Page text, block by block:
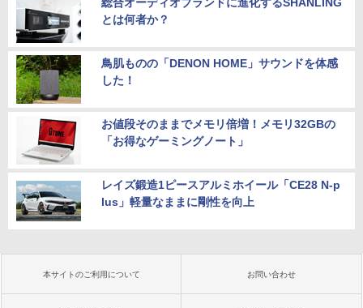
とは何者か？
鳥肌ものの「DENON HOME」サウンドを体感
した！
お値段そのままでメモリ倍増！メモリ32GBの
「お得なゲーミングノート」
レイズ鍛造1ピースアルミホイール「CE28 N-p
lus」軽量なままに剛性を向上
本サイトのご利用について お問い合わせ